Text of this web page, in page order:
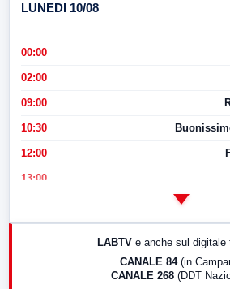
LUNEDI 10/08
00:00
02:00
09:00
10:30
12:00
13:00
LABTV e anche sul digitale
CANALE 84 (in
CANALE 268 (DDT